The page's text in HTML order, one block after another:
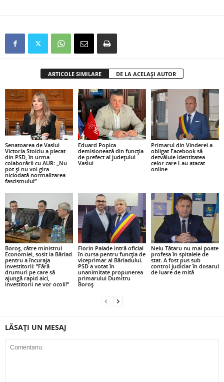
ARTICOLE SIMILARE DE LA ACELAȘI AUTOR
Senatoarea de Vaslui
Victoria Stoiciu a plecat
din PSD, în urma
colaborării cu AUR: „Nu
pot și nu voi gira
niciodată normalizarea
fascismului”
Eduard Popica
demisionează din funcția
de prefect al județului
Vaslui
Primarul din Vinderei a
obligat Facebook să
dezvăluie identitatea
celor care l-au atacat
online
Boroș, către ministrul
Economiei, sosit la Bârlad
pentru a încuraja
investitorii: ”Fără
drumuri pe care să
ajungă rapid aici,
investitorii ne vor ocoli!”
Florin Palade intră oficial
în cursa pentru funcția de
viceprimar al Bârladului.
PSD a votat în
unanimitate propunerea
primarului Dumitru
Boroș
Nelu Tătaru nu mai poate
profesa în spitalele de
stat. A fost pus sub
control judiciar în dosarul
de luare de mită
LĂSAȚI UN MESAJ